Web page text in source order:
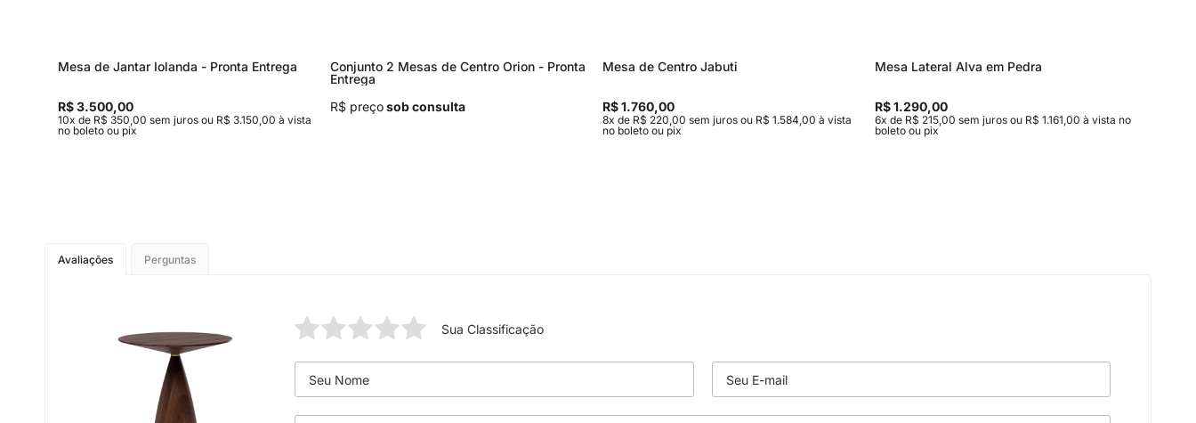
Mesa de Jantar Iolanda - Pronta Entrega
R$ 3.500,00
10x de R$ 350,00 sem juros ou R$ 3.150,00 à vista
no boleto ou pix
Conjunto 2 Mesas de Centro Orion - Pronta
Entrega
R$ preçosob consulta
Mesa de Centro Jabuti
R$ 1.760,00
8x de R$ 220,00 sem juros ou R$ 1.584,00 à vista
no boleto ou pix
Mesa Lateral Alva em Pedra
R$ 1.290,00
6x de R$ 215,00 sem juros ou R$ 1.161,00 à vista no
boleto ou pix
Avaliações Perguntas
Sua Classificação